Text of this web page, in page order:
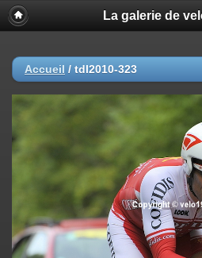
La galerie de
Accueil / tdl2010-323